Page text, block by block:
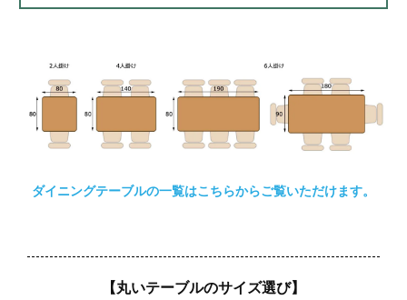
ダイニングテーブルの一覧はこちらからご覧いただけます。
【丸いテーブルのサイズ選び】